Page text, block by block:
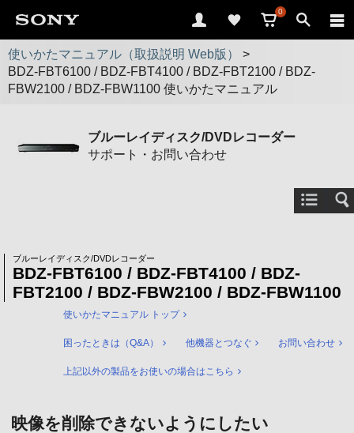
0
使いかたマニュアル（取扱説明 Web版）
>
BDZ-FBT6100 / BDZ-FBT4100 / BDZ-FBT2100 / BDZ-
FBW2100 / BDZ-FBW1100 使いかたマニュアル
ブルーレイディスク/DVDレコーダー
サポート・お問い合わせ
ブルーレイディスク/DVDレコーダー
BDZ-FBT6100 / BDZ-FBT4100 / BDZ-
FBT2100 / BDZ-FBW2100 / BDZ-FBW1100
使いかたマニュアル トップ
困ったときは（Q&A） 他機器とつなぐ お問い合わせ
上記以外の製品をお使いの場合はこちら
映像を削除できないようにしたい